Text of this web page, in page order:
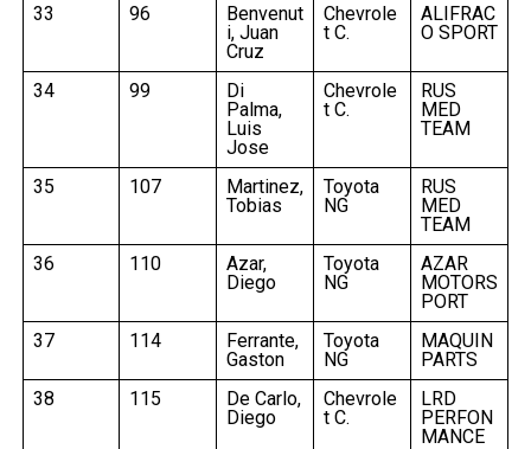
33
96
Benvenut
i, Juan
Cruz
Chevrole
t C.
ALIFRAC
O SPORT
34 99
Di
Palma,
Luis
Jose
Chevrole
t C.
RUS
MED
TEAM
35 107
Martinez,
Tobias
Toyota
NG
RUS
MED
TEAM
36
110
Azar,
Diego
Toyota
NG
AZAR
MOTORS
PORT
37
114
Ferrante,
Gaston
Toyota
NG
MAQUIN
PARTS
38
115
De Carlo,
Diego
Chevrole
t C.
LRD
PERFON
MANCE